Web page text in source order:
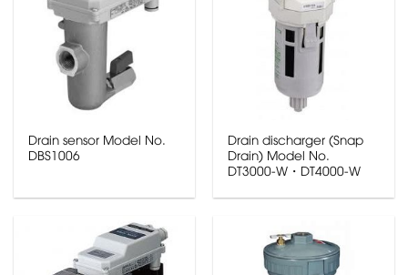
Drain sensor Model No.
DBS1006
Drain discharger (Snap
Drain) Model No.
DT3000-W・DT4000-W